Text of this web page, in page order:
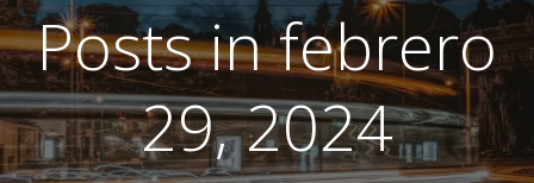
Posts in febrero
29, 2024